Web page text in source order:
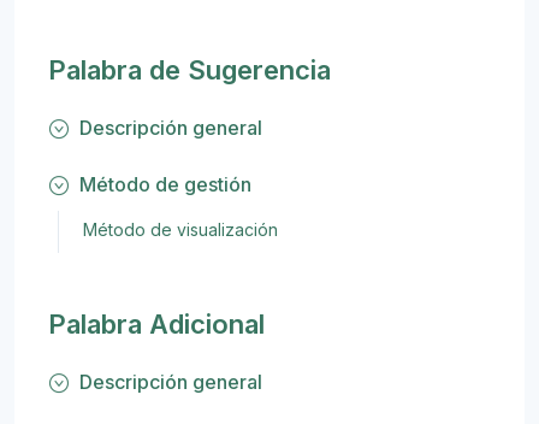
Palabra de Sugerencia
Descripción general
Método de gestión
Método de visualización
Palabra Adicional
Descripción general